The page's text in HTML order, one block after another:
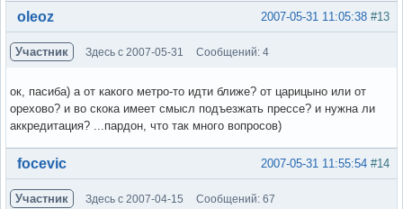
Вне форума #13
2007-05-31 11:05:38
oleoz
Участник Здесь с 2007-05-31 Сообщений: 4
ок, пасиба) а от какого метро-то идти ближе? от царицыно или от
орехово? и во скока имеет смысл подъезжать прессе? и нужна ли
аккредитация? ...пардон, что так много вопросов)
Вне форума #14
2007-05-31 11:55:54
focevic
Участник Здесь с 2007-04-15 Сообщений: 67